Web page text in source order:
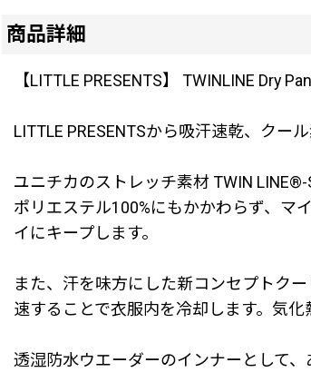
商品詳細
【LITTLE PRESENTS】 TWINLINE Dry
LITTLE PRESENTSから吸汗速乾、クー
ユニチカのストレッチ素材 TWIN LINE®-
ポリエステル100%にもかかわらず、マ
イにキープします。
また、汗を味方にした新コンセプトク
速することで衣服内を冷却します。気化
透湿防水ウエーダーのインナーとして